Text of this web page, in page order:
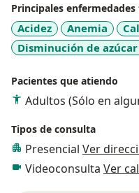
Principales
Acidez Anemia
Disminución de
Pacientes que atiendo
Adultos (Sólo en
Tipos de consulta
Presencial Ver
Videoconsulta Ver